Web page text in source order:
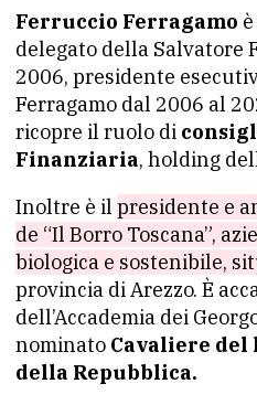
Ferruccio Ferragamo
delegato della Salvatore
2006, presidente
Ferragamo dal 2006 al
ricopre il ruolo di
Finanziaria, holding
Inoltre è il presidente e
de “Il Borro Toscana”,
biologica e sostenibile,
provincia di Arezzo. È
dell’Accademia dei
nominato Cavaliere del
della Repubblica.